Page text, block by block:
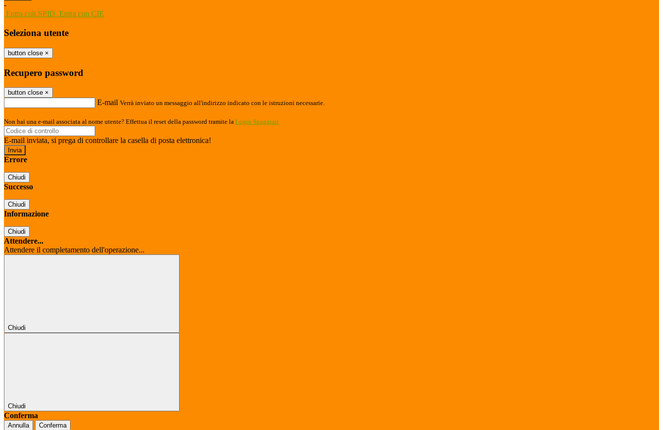
-
Entra con SPID Entra con CIE
Seleziona utente
button close ×
Recupero password
button close ×
E-mail Verrà inviato un messaggio all'indirizzo indicato con le istruzioni necessarie.
Non hai una e-mail associata al nome utente? Effettua il reset della password tramite la Login Spaggiari
E-mail inviata, si prega di controllare la casella di posta elettronica!
Errore
Chiudi
Successo
Chiudi
Informazione
Chiudi
Attendere...
Attendere il completamento dell'operazione...
Chiudi
Chiudi
Conferma
Annulla Conferma